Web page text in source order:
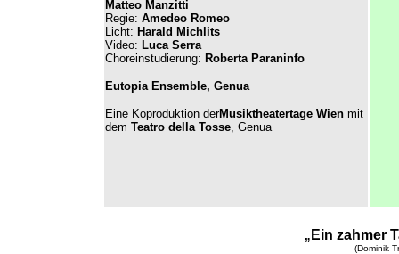
Matteo Manzitti
Regie: Amedeo Romeo
Licht: Harald Michlits
Video: Luca Serra
Choreinstudierung: Roberta Paraninfo
Eutopia Ensemble, Genua
Eine Koproduktion derMusiktheatertage Wien mit
dem Teatro della Tosse, Genua
„ Ein zahmer
(Dominik